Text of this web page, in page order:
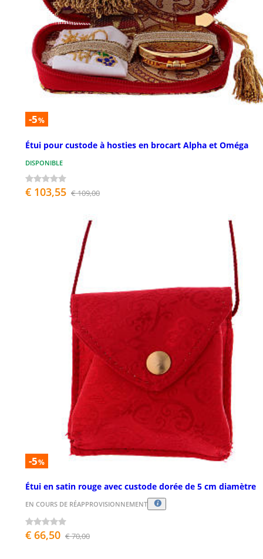
-5%
Étui pour custode à hosties en brocart Alpha et Oméga
DISPONIBLE
€ 103,55 € 109,00
-5%
Étui en satin rouge avec custode dorée de 5 cm diamètre
EN COURS DE RÉAPPROVISIONNEMENT
€ 66,50 € 70,00